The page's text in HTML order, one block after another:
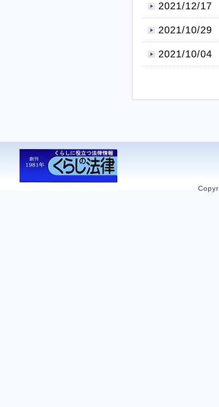
2021/12/17
2021/10/29
2021/10/04